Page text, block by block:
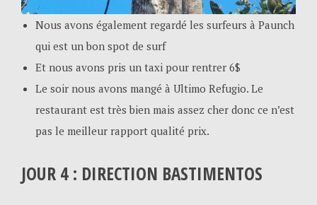
Nous avons également regardé les surfeurs à Paunch
qui est un bon spot de surf
Et nous avons pris un taxi pour rentrer 6$
Le soir nous avons mangé à Ultimo Refugio. Le
restaurant est très bien mais assez cher donc ce n’est
pas le meilleur rapport qualité prix.
JOUR 4 : DIRECTION BASTIMENTOS